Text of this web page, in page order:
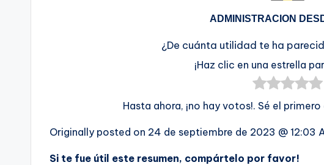
ADMINISTRACION
¿De cuánta utilidad te ha
¡Haz clic en una estrella
Hasta ahora, ¡no hay votos!. Sé el
Originally posted on 24 de septiembre de 2023 @ 12:03
Si te fue útil este resumen, compártelo por favor!